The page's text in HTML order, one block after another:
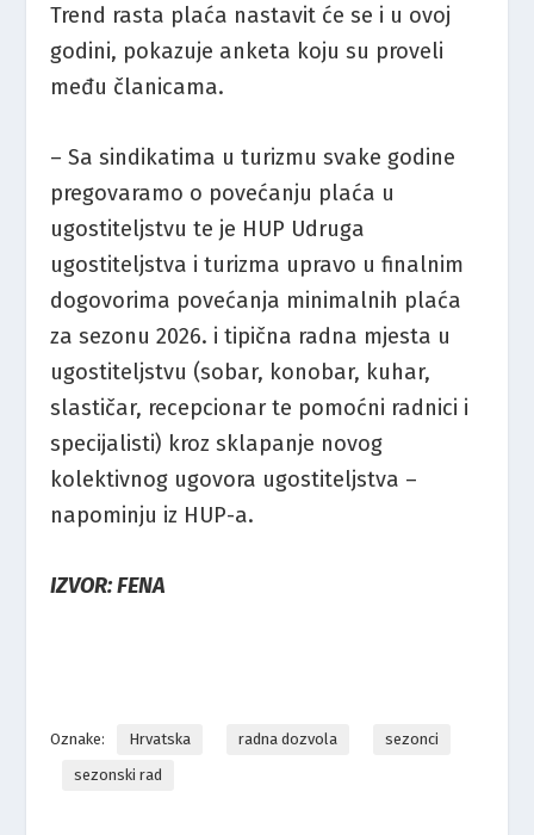
Trend rasta plaća nastavit će se i u ovoj
godini, pokazuje anketa koju su proveli
među članicama.
– Sa sindikatima u turizmu svake godine
pregovaramo o povećanju plaća u
ugostiteljstvu te je HUP Udruga
ugostiteljstva i turizma upravo u finalnim
dogovorima povećanja minimalnih plaća
za sezonu 2026. i tipična radna mjesta u
ugostiteljstvu (sobar, konobar, kuhar,
slastičar, recepcionar te pomoćni radnici i
specijalisti) kroz sklapanje novog
kolektivnog ugovora ugostiteljstva –
napominju iz HUP-a.
IZVOR: FENA
Oznake: Hrvatska radna dozvola
sezonci
sezonski rad